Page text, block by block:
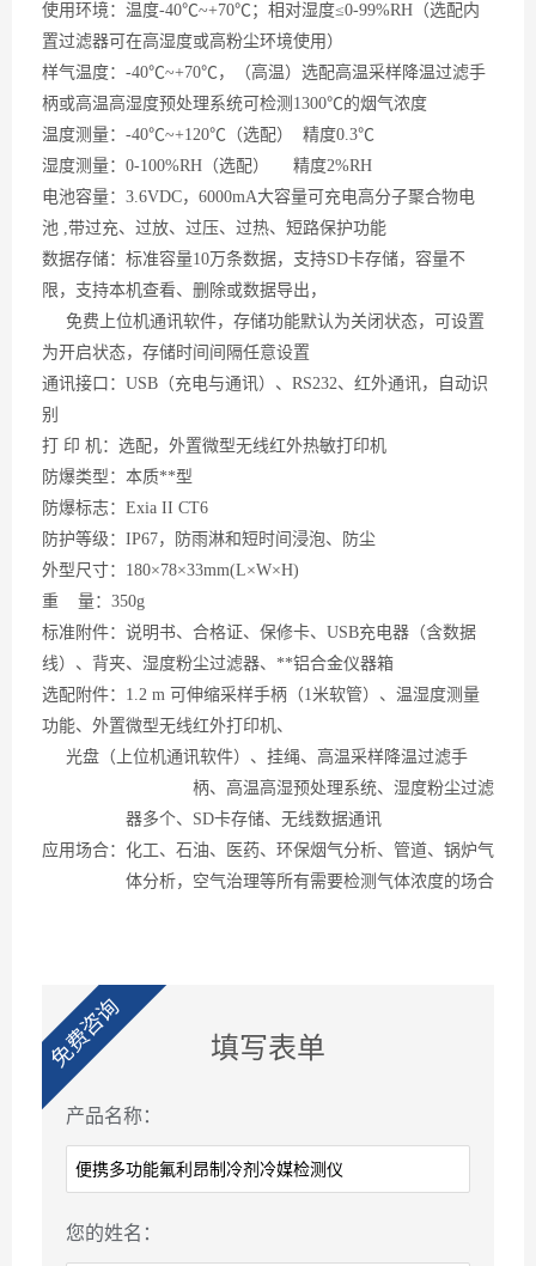
使用环境：温度-40℃~+70℃；相对湿度≤0-99%RH（选配内
置过滤器可在高湿度或高粉尘环境使用）
样气温度： -40℃~+70℃， （高温） 选配高温采样降温过滤手
柄或高温高湿度预处理系统可检测 1300℃的烟气浓度
温度测量： -40℃~+120℃（选配） 精度0.3℃
湿度测量： 0-100%RH（选配） 精度2%RH
电池容量： 3.6VDC，6000mA大容量可充电高分子聚合物电
池 ,带过充、过放、过压、过热、短路保护功能
数据存储：标准容量10万条数据，支持SD卡存储，容量不
限，支持本机查看、删除或数据导出，
免费上位机通讯软件，存储功能默认为关闭状态，可设置
为开启状态，存储时间间隔任意设置
通讯接口： USB（充电与通讯）、RS232、红外通讯，自动识
别
打
印 机：选配，外置微型无线红外热敏打印机
防爆类型：本质**型
防爆标志： Exia II CT6
防护等级： IP67，防雨淋和短时间浸泡、防尘
外型尺寸： 180×78×33mm(L×W×H)
重 量：350g
标准附件：说明书、合格证、保修卡、 USB充电器（含数据
线）、背夹、湿度粉尘过滤器、**铝合金仪器箱
选配附件： 1.2 m 可伸缩采样手柄（1米软管）、温湿度测量
功能、外置微型无线红外打印机、
光盘（上位机通讯软件）、挂绳、高温采样降温过滤手
柄、高温高湿预处理系统、湿度粉尘过滤
器多个、 SD卡存储、无线数据通讯
应用场合：化工、石油、医药、环保烟气分析、管道、锅炉气
体分析，空气治理等所有需要检测气体浓度的场合
免费咨询 填写表单
产品名称：
您的姓名：